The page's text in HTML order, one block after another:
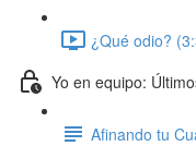
¿Qué odio?
Yo en equipo:
Afinando tu